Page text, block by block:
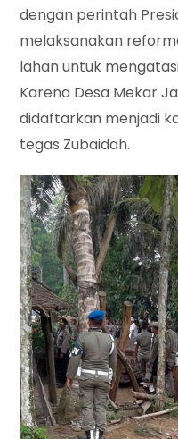
dengan perintah
melaksanakan
lahan untuk
Karena Desa Mekar
didaftarkan menjadi
tegas Zubaidah.